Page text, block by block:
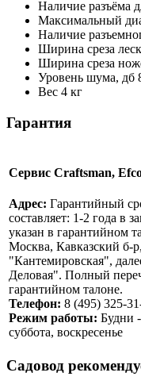
Наличие разъёма
Максимальный
Наличие
Ширина среза
Ширина среза
Уровень шума, дб
Вес 4 кг
Гарантия
Сервис Craftsman,
Адрес: Гарантийный
составляет: 1-2 года в
указан в гарантийном
Москва, Кавказский б-
"Кантемировская",
Деловая". Полный
гарантийном талоне.
Телефон: 8 (495) 325-
Режим работы: Будни
суббота, воскресенье
Садовод